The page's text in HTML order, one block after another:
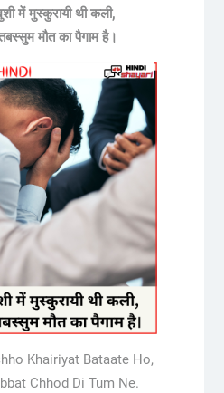
में मुस्कुरायी थी कली,
मौत का पैगाम है।
Khairiyat Bataate Ho,
Chhod Di Tum Ne.